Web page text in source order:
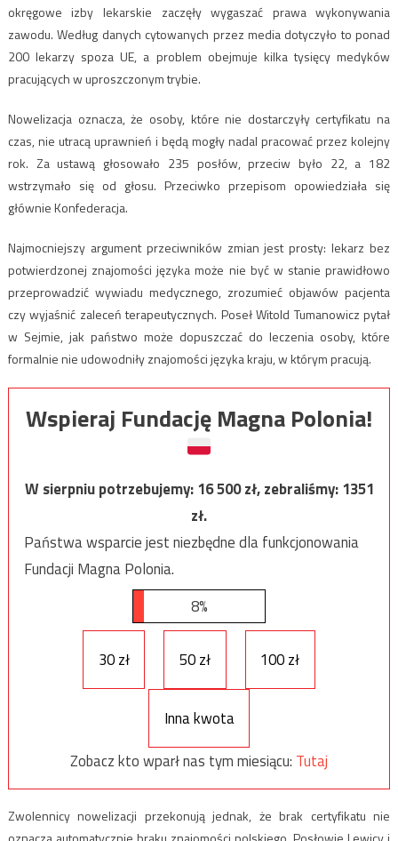
okręgowe izby lekarskie zaczęły wygaszać prawa wykonywania
zawodu. Według danych cytowanych przez media dotyczyło to ponad
200 lekarzy spoza UE, a problem obejmuje kilka tysięcy medyków
pracujących w uproszczonym trybie.
Nowelizacja oznacza, że osoby, które nie dostarczyły certyfikatu na
czas, nie utracą uprawnień i będą mogły nadal pracować przez kolejny
rok. Za ustawą głosowało 235 posłów, przeciw było 22, a 182
wstrzymało się od głosu. Przeciwko przepisom opowiedziała się
głównie Konfederacja.
Najmocniejszy argument przeciwników zmian jest prosty: lekarz bez
potwierdzonej znajomości języka może nie być w stanie prawidłowo
przeprowadzić wywiadu medycznego, zrozumieć objawów pacjenta
czy wyjaśnić zaleceń terapeutycznych. Poseł Witold Tumanowicz pytał
w Sejmie, jak państwo może dopuszczać do leczenia osoby, które
formalnie nie udowodniły znajomości języka kraju, w którym pracują.
Wspieraj Fundację Magna Polonia!
W sierpniu potrzebujemy:16 500zł, zebraliśmy:1351
zł.
Państwa wsparcie jest niezbędne dla funkcjonowania
Fundacji Magna Polonia.
8%
30 zł 50 zł 100 zł
Inna kwota
Zobacz kto wparł nas tym miesiącu: Tutaj
Zwolennicy nowelizacji przekonują jednak, że brak certyfikatu nie